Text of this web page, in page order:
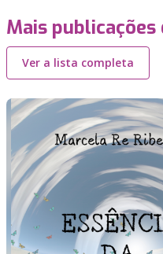
Mais
Ver a lista completa